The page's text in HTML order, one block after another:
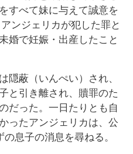
すべて妹に与えて誠意を
ンジェリカが犯した罪と
婚で妊娠・出産したこと
隠蔽（いんぺい）され、
と引き離され、贖罪のた
だった。一日たりとも自
ったアンジェリカは、公
息子の消息を尋ねる。